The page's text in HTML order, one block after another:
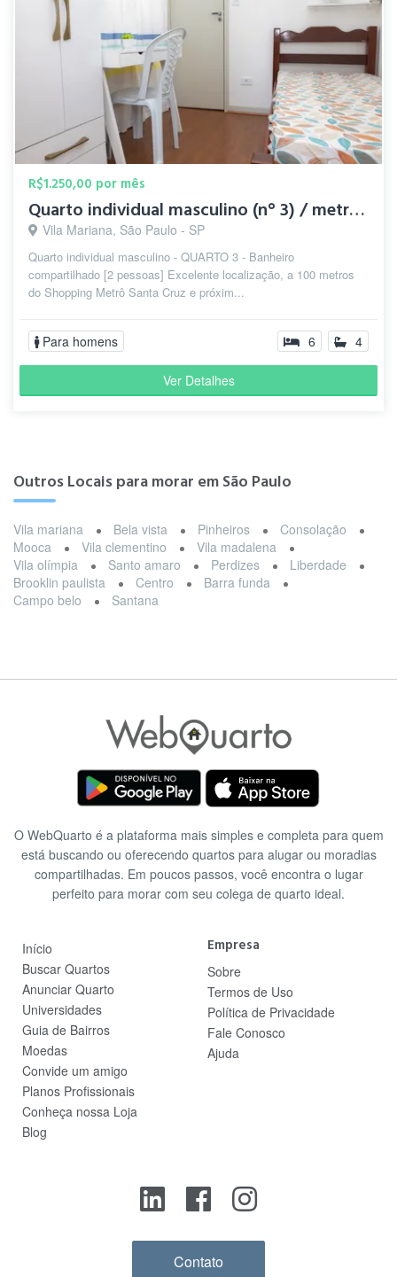
R$1.250,00 por mês
Quarto individual masculino (n° 3) / metrô Santa Cruz
Vila Mariana, São Paulo - SP
Quarto individual masculino - QUARTO 3 - Banheiro
compartilhado [2 pessoas] Excelente localização, a 100 metros
do Shopping Metrô Santa Cruz e próxim...
Para homens 6 4
Ver Detalhes
Outros Locais para morar em São Paulo
Vila mariana Bela vista Pinheiros
Consolação
Mooca
Vila clementino
Vila madalena
Vila olímpia
Santo amaro Perdizes
Liberdade
Brooklin paulista
Centro
Barra funda
Campo belo
Santana
O WebQuarto é a plataforma mais simples e completa para quem
está buscando ou oferecendo quartos para alugar ou moradias
compartilhadas. Em poucos passos, você encontra o lugar
perfeito para morar com seu colega de quarto ideal.
Início
Buscar Quartos
Anunciar Quarto
Universidades
Guia de Bairros
Moedas
Convide um amigo
Planos Profissionais
Conheça nossa Loja
Blog
Empresa
Sobre
Termos de Uso
Política de Privacidade
Fale Conosco
Ajuda
Contato